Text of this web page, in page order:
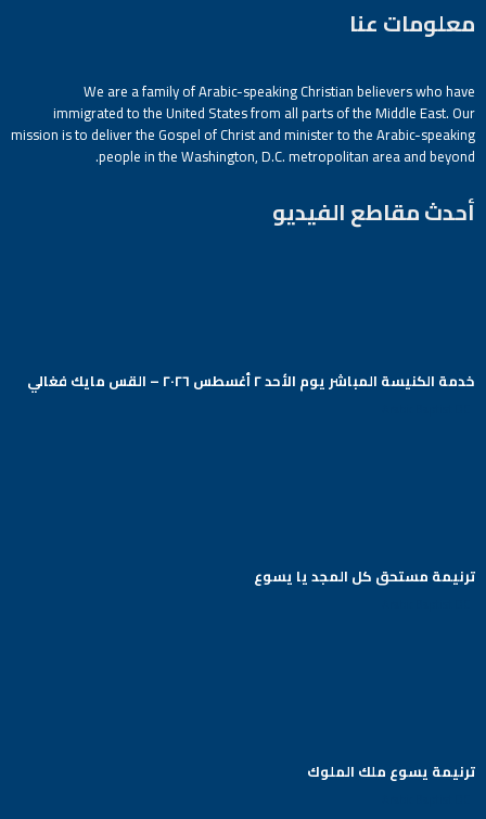
معلومات عنا
We are a family of Arabic-speaking Christian believers who have
immigrated to the United States from all parts of the Middle East. Our
mission is to deliver the Gospel of Christ and minister to the Arabic-speaking
people in the Washington, D.C. metropolitan area and beyond.
أحدث مقاطع الفيديو
خدمة الكنيسة المباشر يوم الأحد ٢ أغسطس ٢٠٢٦ – القس مايك فغالي
ترنيمة مستحق كل المجد يا يسوع
ترنيمة يسوع ملك الملوك